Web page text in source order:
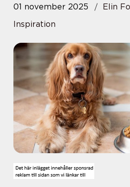
01 november 2025
Elin
Inspiration